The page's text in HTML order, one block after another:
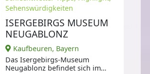
Sehenswürdigkeiten
ISERGEBIRGS MUSEUM
NEUGABLONZ
Kaufbeuren, Bayern
Das Isergebirgs-Museum
Neugablonz befindet sich im